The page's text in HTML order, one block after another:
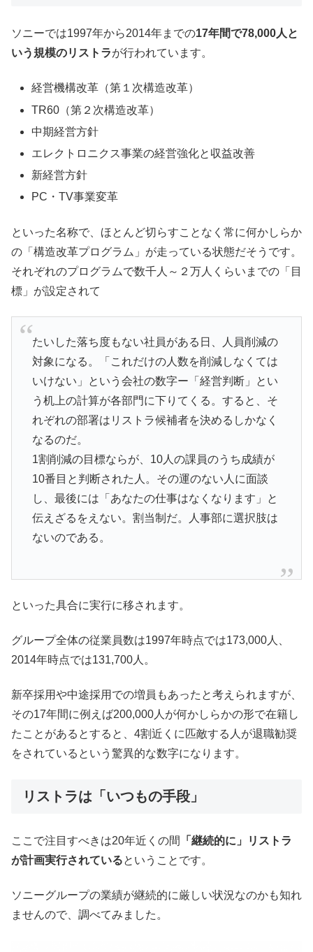
ソニーでは1997年から2014年までの17年間で78,000人と
いう規模のリストラが行われています。
経営機構改革（第１次構造改革）
TR60（第２次構造改革）
中期経営方針
エレクトロニクス事業の経営強化と収益改善
新経営方針
PC・TV事業変革
といった名称で、ほとんど切らすことなく常に何かしらか
の「構造改革プログラム」が走っている状態だそうです。
それぞれのプログラムで数千人～２万人くらいまでの「目
標」が設定されて
たいした落ち度もない社員がある日、人員削減の
対象になる。「これだけの人数を削減しなくては
いけない」という会社の数字ー「経営判断」とい
う机上の計算が各部門に下りてくる。すると、そ
れぞれの部署はリストラ候補者を決めるしかなく
なるのだ。
1割削減の目標ならが、10人の課員のうち成績が
10番目と判断された人。その運のない人に面談
し、最後には「あなたの仕事はなくなります」と
伝えざるをえない。割当制だ。人事部に選択肢は
ないのである。
といった具合に実行に移されます。
グループ全体の従業員数は1997年時点では173,000人、
2014年時点では131,700人。
新卒採用や中途採用での増員もあったと考えられますが、
その17年間に例えば200,000人が何かしらかの形で在籍し
たことがあるとすると、4割近くに匹敵する人が退職勧奨
をされているという驚異的な数字になります。
リストラは「いつもの手段」
ここで注目すべきは20年近くの間
「継続的に」リストラ
が計画実行されているということです。
ソニーグループの業績が継続的に厳しい状況なのかも知れ
ませんので、調べてみました。